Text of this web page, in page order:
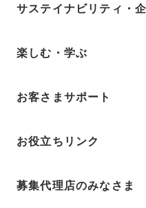
サステイナビリティ・
楽しむ・学ぶ
お客さまサポート
お役立ちリンク
募集代理店のみなさま